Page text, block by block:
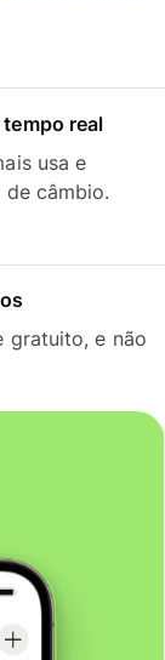
real
usa e
câmbio.
gratuito, e não